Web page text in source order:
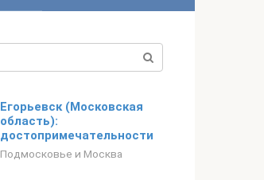
Егорьевск (Московская
область):
достопримечательности
Подмосковье и Москва